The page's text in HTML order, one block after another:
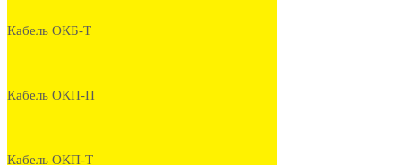
Кабель ОКБ-Т
Кабель ОКП-П
Кабель ОКП-Т